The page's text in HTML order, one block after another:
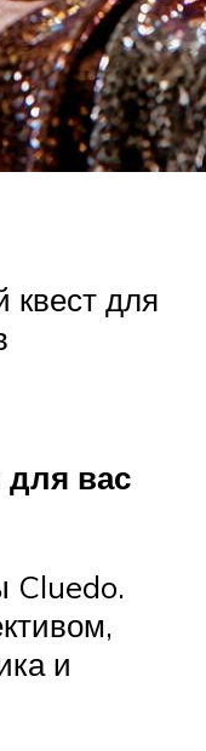
квест для
вас
Cluedo.
и